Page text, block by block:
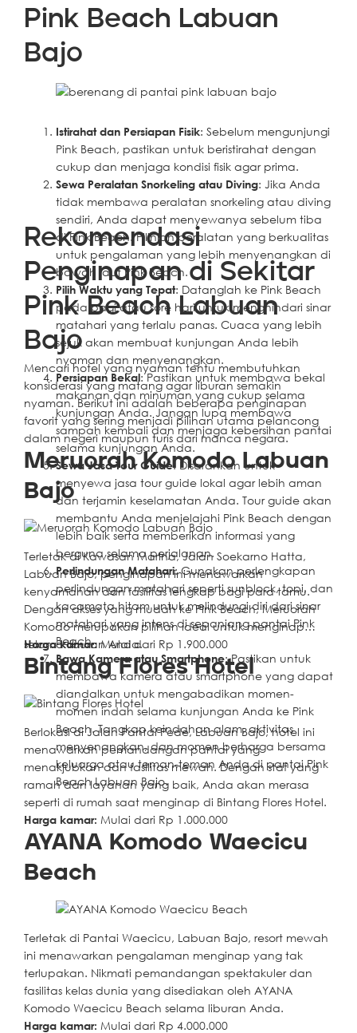
Pink Beach Labuan
Bajo
Istirahat dan Persiapan Fisik: Sebelum mengunjungi
Pink Beach, pastikan untuk beristirahat dengan
cukup dan menjaga kondisi fisik agar prima.
Sewa Peralatan Snorkeling atau Diving: Jika Anda
tidak membawa peralatan snorkeling atau diving
sendiri, Anda dapat menyewanya sebelum tiba
di Pink Beach. Pilihlah peralatan yang berkualitas
untuk pengalaman yang lebih menyenangkan di
bawah laut Pink Beach.
Pilih Waktu yang Tepat: Datanglah ke Pink Beach
pada pagi atau sore hari untuk menghindari sinar
matahari yang terlalu panas. Cuaca yang lebih
sejuk akan membuat kunjungan Anda lebih
nyaman dan menyenangkan.
Persiapan Bekal: Pastikan untuk membawa bekal
makanan dan minuman yang cukup selama
kunjungan Anda. Jangan lupa membawa
sampah kembali dan menjaga kebersihan pantai
selama kunjungan Anda.
Sewa Jasa Tour Guide: Disarankan untuk
menyewa jasa tour guide lokal agar lebih aman
dan terjamin keselamatan Anda. Tour guide akan
membantu Anda menjelajahi Pink Beach dengan
lebih baik serta memberikan informasi yang
berguna selama perjalanan.
Perlindungan Matahari: Gunakan perlengkapan
perlindungan matahari seperti sunblock, topi, dan
kacamata hitam untuk melindungi diri dari sinar
matahari yang intens di sepanjang pantai Pink
Beach.
Bawa Kamera atau Smartphone: Pastikan untuk
membawa kamera atau smartphone yang dapat
diandalkan untuk mengabadikan momen-
momen indah selama kunjungan Anda ke Pink
Beach. Tangkap keindahan alam, aktivitas
menyenangkan, dan momen berharga bersama
keluarga atau teman-teman Anda di pantai Pink
Beach Labuan Bajo.
Rekomendasi
Penginapan di Sekitar
Pink Beach Labuan
Bajo
Mencari hotel yang nyaman tentu membutuhkan
konsiderasi yang matang agar liburan semakin
nyaman. Berikut ini adalah beberapa penginapan
favorit yang sering menjadi pilihan utama pelancong
dalam negeri maupun turis dari manca negara.
Meruorah Komodo Labuan
Bajo
Terletak di Kawasan Marina, Jalan Soekarno Hatta,
Labuan Bajo, penginapan ini menawarkan
kenyamanan dan fasilitas lengkap bagi para tamu.
Dengan akses yang mudah ke Pink Beach, Meruorah
Komodo merupakan pilihan ideal untuk menginap
selama liburan Anda.
Harga kamar:Mulai dari Rp 1.900.000
Bintang Flores Hotel
Berlokasi di Jalan Pantai Pede, Labuan Bajo, hotel ini
menawarkan pemandangan pantai yang
menakjubkan dan fasilitas mewah. Dengan staf yang
ramah dan layanan yang baik, Anda akan merasa
seperti di rumah saat menginap di Bintang Flores Hotel.
Harga kamar: Mulai dari Rp 1.000.000
AYANA Komodo Waecicu
Beach
Terletak di Pantai Waecicu, Labuan Bajo, resort mewah
ini menawarkan pengalaman menginap yang tak
terlupakan. Nikmati pemandangan spektakuler dan
fasilitas kelas dunia yang disediakan oleh AYANA
Komodo Waecicu Beach selama liburan Anda.
Harga kamar: Mulai dari Rp 4.000.000